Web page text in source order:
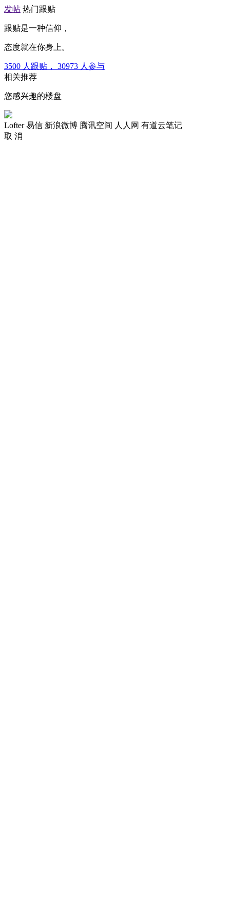
发帖 热门跟贴
跟贴是一种信仰，
态度就在你身上。
3500 人跟贴， 30973 人参与
相关推荐
您感兴趣的楼盘
Lofter 易信 新浪微博 腾讯空间 人人网 有道云笔记
取 消